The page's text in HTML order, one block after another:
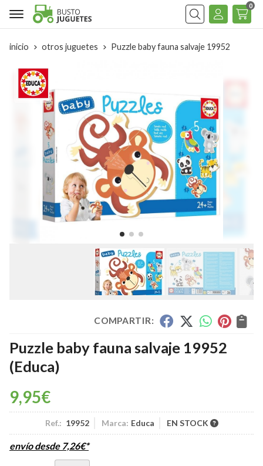
Buscar
0
inicio otros juguetes Puzzle baby fauna salvaje 19952
COMPARTIR:
Puzzle baby fauna salvaje 19952
(Educa)
9,95€
Ref.: 19952 Marca: Educa EN STOCK
envío desde 7,26€*